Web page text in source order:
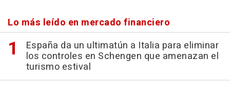
Lo más leído en mercado financiero
España da un ultimatún a Italia para eliminar
los controles en Schengen que amenazan el
turismo estival